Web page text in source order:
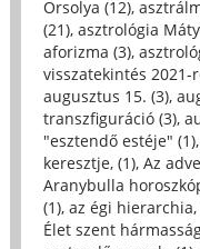
Orsolya (12),
(21), asztrológia
aforizma (3),
visszatekintés 2021-
augusztus 15. (3),
transzfiguráció (3),
"esztendő estéje" (1),
keresztje, (1), Az
Aranybulla
(1), az égi hierarchia,
Élet szent